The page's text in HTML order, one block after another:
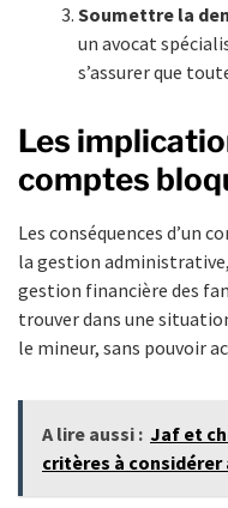
Soumettre la
un avocat
s’assurer que
Les
comptes
Les conséquences d’un
la gestion
gestion financière des
trouver dans une
le mineur, sans pouvoir
A lire aussi : Jaf et
critères à considérer